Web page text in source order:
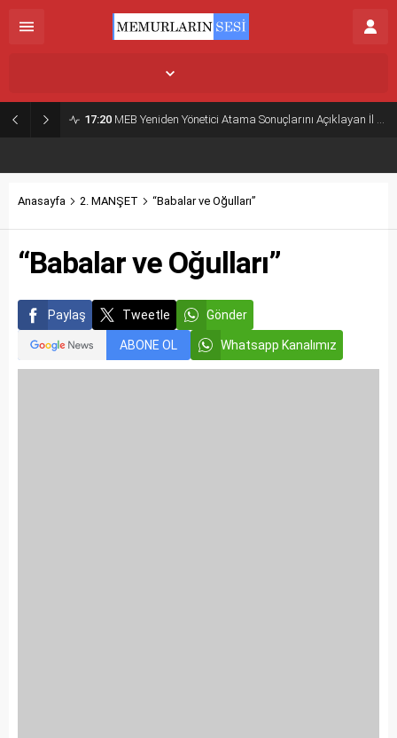
17:20 MEB Yeniden Yönetici Atama Sonuçlarını Açıklayan İl MEM’ler Listesi
Anasayfa 2. MANŞET “Babalar ve Oğulları”
“Babalar ve Oğulları”
Paylaş Tweetle Gönder
ABONE OL Whatsapp Kanalımız